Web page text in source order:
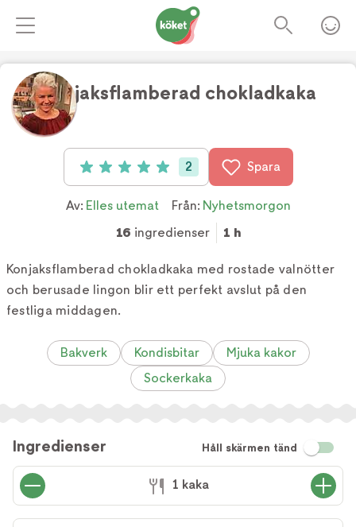
Konjaksflamberad chokladkaka
Betyg: 5 av 5 (2 röster)
2 Spara
Av: Elles utemat Från: Nyhetsmorgon
16 ingredienser 1 h
Konjaksflamberad chokladkaka med rostade valnötter
och berusade lingon blir ett perfekt avslut på den
festliga middagen.
Bakverk Kondisbitar
Mjuka kakor
Sockerkaka
Ingredienser Håll skärmen tänd
1 kaka